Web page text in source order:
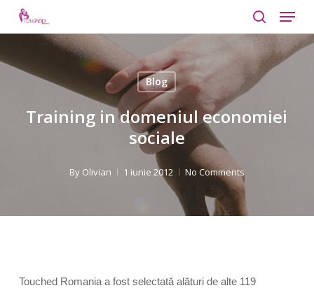
content
search
Menu
Blog
Training in domeniul economiei
sociale
By Olivian 1 iunie 2012 No Comments
Touched Romaniaa fost selectată alături de alte 119
Close
Menu